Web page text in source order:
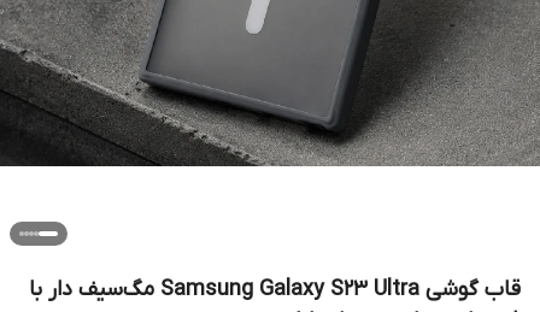
قاب گوشی Samsung Galaxy S23 Ultra مگ‌سیف دار با